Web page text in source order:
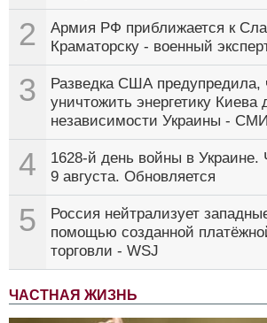
2
Армия РФ приближается к
Краматорску - военный
3
Разведка США предупредила,
уничтожить энергетику Киева
независимости Украины - СМИ
4
1628-й день войны в Украине.
9 августа. Обновляется
5
Россия нейтрализует
помощью созданной
торговли - WSJ
ЧАСТНАЯ ЖИЗНЬ